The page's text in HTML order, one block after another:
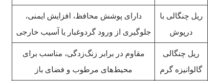
ریل چنگالی با
درپوش
دارای پوشش محافظ، افزایش ایمنی،
جلوگیری از ورود گردوغبار یا آسیب خارجی
ریل چنگالی
گالوانیزه گرم
مقاوم در برابر زنگ‌زدگی، مناسب برای
محیط‌های مرطوب و فضای باز